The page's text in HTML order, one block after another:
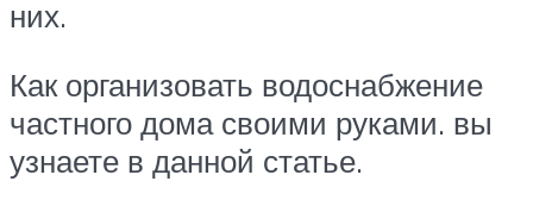
них.
Как организовать водоснабжение
частного дома своими руками. вы
узнаете в данной статье.